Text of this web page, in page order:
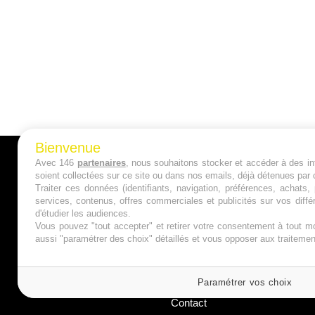
A PROPOS
Qui sommes nous ?
Mentions Légales
Politique de Cookies
Contact
Bienvenue
Avec 146 partenaires, nous souhaitons stocker et accéder à des
soient collectées sur ce site ou dans nos emails, déjà détenues
Traiter ces données (identifiants, navigation, préférences,
services, contenus, offres commerciales et publicités sur vos
d'étudier les audiences.
Vous pouvez "tout accepter" et retirer votre consentement à tout
aussi "paramétrer des choix" détaillés et vous opposer aux
Paramétrer vos choix